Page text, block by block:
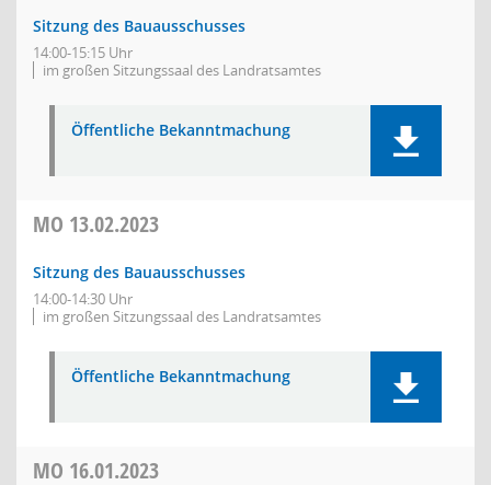
Sitzung des Bauausschusses
14:00-15:15 Uhr
im großen Sitzungssaal des Landratsamtes
Öffentliche Bekanntmachung
MO 13.02.2023
Sitzung des Bauausschusses
14:00-14:30 Uhr
im großen Sitzungssaal des Landratsamtes
Öffentliche Bekanntmachung
MO 16.01.2023